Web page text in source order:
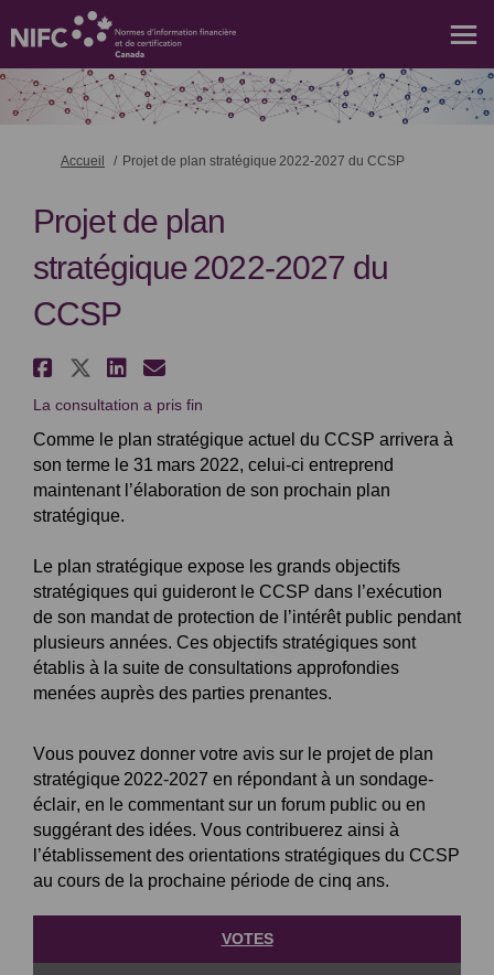
Vous êtes ici:
Accueil Projet de plan stratégique 2022-2027 du CCSP
Projet de plan
stratégique 2022-2027 du
CCSP
Partager Projet de plan
Partager Projet de plan
Partager Projet de plan
Courriel Projet de plan
La consultation a pris fin
Comme l e plan stratégique actuel du CCSP arrivera à
son terme le 31 mars 2022, celui-ci entreprend
maintenant l’élaboration de son prochain plan
stratégique.
Le plan stratégique expose les grands objectifs
stratégiques qui guideront le CCSP dans l’exécution
de son mandat de protection de l’intérêt public pendant
plusieurs années. Ces objectifs stratégiques sont
établis à la suite de consultations approfondies
menées auprès des parties prenantes.
Vous pouvez donner votre avis sur le projet de plan
stratégique 2022-2027 en répondant à un sondage-
éclair, en le commentant sur un forum public ou en
suggérant des idées. Vous contribuerez ainsi à
l’établissement des orientations stratégiques du CCSP
au cours de la prochaine période de cinq ans.
VOTES